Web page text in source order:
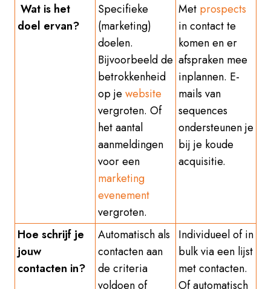
Wat is het
doel ervan?
Specifieke
(marketing)
doelen.
Bijvoorbeeld de
betrokkenheid
op je website
vergroten. Of
het aantal
aanmeldingen
voor een
marketing
evenement
vergroten.
Met prospects
in contact te
komen en er
afspraken mee
inplannen. E-
mails van
sequences
ondersteunen je
bij je koude
acquisitie.
Hoe schrijf je
jouw
contacten in?
Automatisch als
contacten aan
de criteria
voldoen of
Individueel of in
bulk via een lijst
met contacten.
Of automatisch